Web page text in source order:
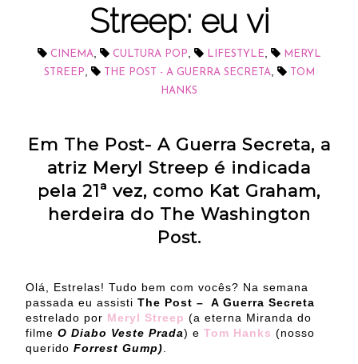
Streep: eu vi
CINEMA CULTURA POP LIFESTYLE
MERYL
STREEP
THE POST - A GUERRA SECRETA
TOM
HANKS
Em The Post- A Guerra Secreta, a
atriz Meryl Streep é indicada
pela 21ª vez, como Kat Graham,
herdeira do The Washington
Post.
Olá, Estrelas! Tudo bem com vocês? Na semana
passada eu assisti The Post – A Guerra Secreta
estrelado por Meryl Streep (a eterna Miranda do
filme O Diabo Veste Prada) e Tom Hanks (nosso
querido Forrest Gump)